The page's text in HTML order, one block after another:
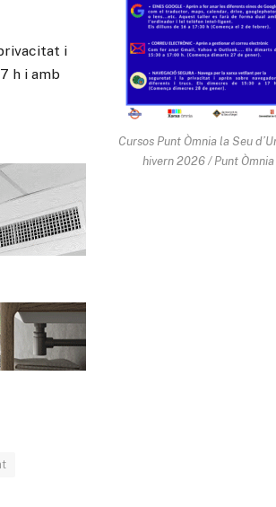
Cursos Punt Òmnia la Seu
hivern 2026 / Punt Òmnia
i
h i amb